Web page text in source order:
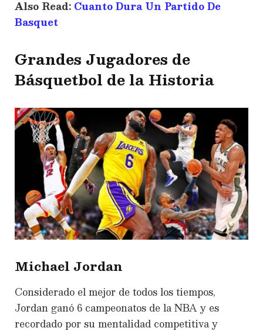
Also Read: Cuanto Dura Un Partido De
Basquet
Grandes Jugadores de
Básquetbol de la Historia
Michael Jordan
Considerado el mejor de todos los tiempos,
Jordan ganó 6 campeonatos de la NBA y es
recordado por su mentalidad competitiva y